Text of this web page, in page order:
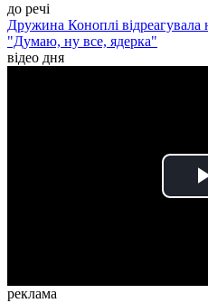
до речі
Дружина Коноплі відреагувала
"Думаю, ну все, ядерка"
відео дня
реклама